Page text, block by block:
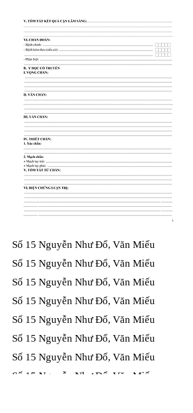
Số 15 Nguyễn Như Đổ, Văn Miếu​​​​
Số 15 Nguyễn Như Đổ, Văn Miếu​​​​
Số 15 Nguyễn Như Đổ, Văn Miếu​​​​
Số 15 Nguyễn Như Đổ, Văn Miếu​​​​
Số 15 Nguyễn Như Đổ, Văn Miếu​​​​
Số 15 Nguyễn Như Đổ, Văn Miếu​​​​
Số 15 Nguyễn Như Đổ, Văn Miếu​​​​
Số 15 Nguyễn Như Đổ, Văn Miếu​​​​